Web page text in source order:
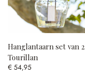
Hanglantaarn set van 2
Tourillan
€ 54,95